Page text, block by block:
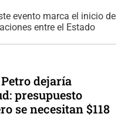
evento marca el inicio de
entre el Estado
dejaría
presupuesto
se necesitan $118